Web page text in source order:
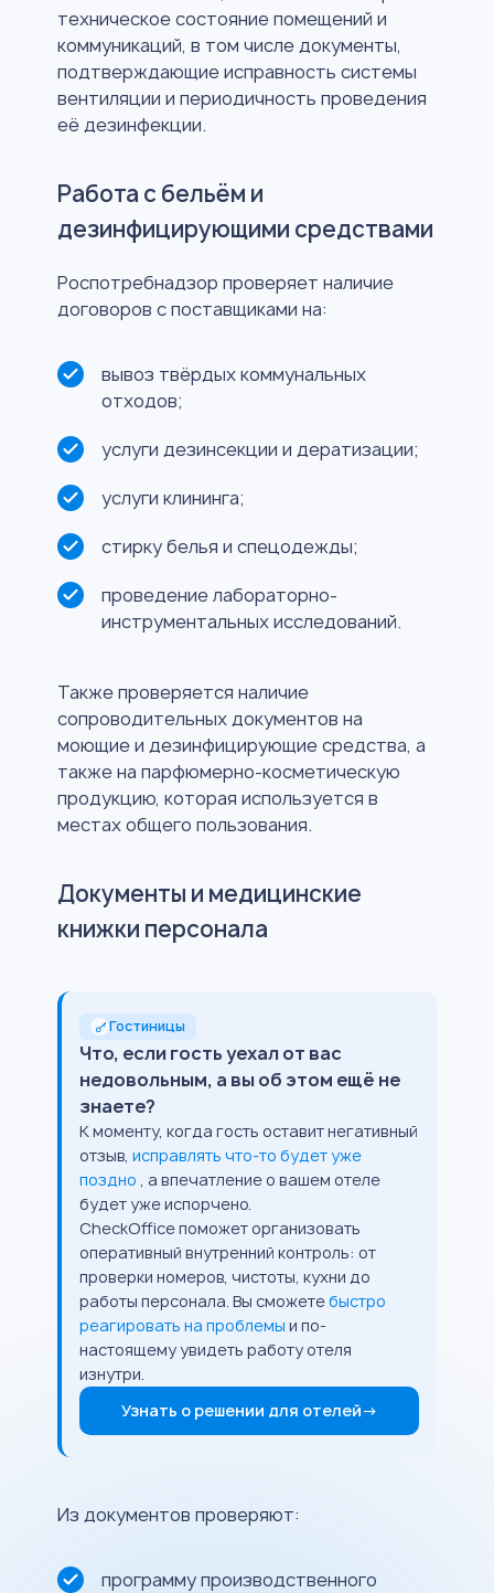
техническое состояние помещений и
коммуникаций, в том числе документы,
подтверждающие исправность системы
вентиляции и периодичность проведения
её дезинфекции.
Работа с бельём и
дезинфицирующими средствами
Роспотребнадзор проверяет наличие
договоров с поставщиками на:
вывоз твёрдых коммунальных
отходов;
услуги дезинсекции и дератизации;
услуги клининга;
стирку белья и спецодежды;
проведение лабораторно-
инструментальных исследований.
Также проверяется наличие
сопроводительных документов на
моющие и дезинфицирующие средства, а
также на парфюмерно-косметическую
продукцию, которая используется в
местах общего пользования.
Документы и медицинские
книжки персонала
Гостиницы
Что, если гость уехал от вас
недовольным, а вы об этом ещё не
знаете?
К моменту, когда гость оставит негативный
отзыв, исправлять что-то будет уже
поздно , а впечатление о вашем отеле
будет уже испорчено.
CheckOffice поможет организовать
оперативный внутренний контроль: от
проверки номеров, чистоты, кухни до
работы персонала. Вы сможетебыстро
реагировать на проблемы и по-
настоящему увидеть работу отеля
изнутри.
Узнать о решении для отелей→
Из документов проверяют:
программу производственного